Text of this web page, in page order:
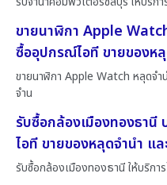
ขายนาฬิกา Apple
ซื้ออุปกรณ์ไอที ขายของห
ขายนาฬิกา Apple Watch หลุดจำ
จำน
รับซื้อกล้องเมืองทองธานี
ไอที ขายของหลุดจำนำ แ
รับซื้อกล้องเมืองทองธานี ให้บริกา